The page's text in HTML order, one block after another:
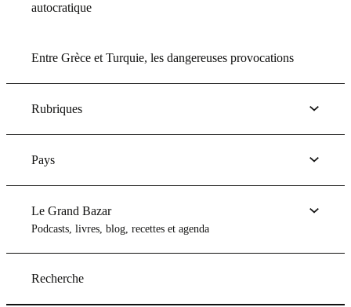
autocratique
Entre Grèce et Turquie, les dangereuses provocations
Rubriques
Pays
Le Grand Bazar
Podcasts, livres, blog, recettes et agenda
Recherche